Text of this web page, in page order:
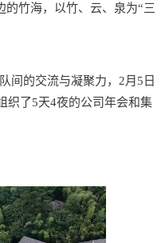
的竹海，以竹、云、泉为“三
的交流与凝聚力，2月5日
织了5天4夜的公司年会和集